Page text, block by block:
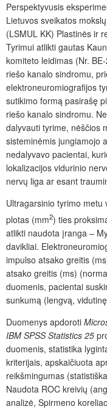
Perspektyvusis
Lietuvos sveikatos
(LSMUL KK) Plastinės ir
Tyrimui atlikti gautas
komiteto leidimas (Nr.
riešo kanalo sindromu,
elektroneuromiografijos
sutikimo formą pasirašę
riešo kanalo sindromu.
dalyvauti tyrime, nėščios
sisteminėmis jungiamojo
nedalyvavo pacientai,
lokalizacijos vidurinio
nervų liga ar esant
Ultragarsinio tyrimo metu
plotas (mm2) ties
atlikti naudota įranga –
davikliai.
impulso atsako greitis
atsako greitis (ms)
duomenis, pacientai
sunkumą (lengvą,
Duomenys apdoroti
IBM SPSS Statistics 25
duomenis, statistika
kriterijais, apskaičiuota
reikšmingumas
Naudota ROC kreivių
analizė, Spirmeno